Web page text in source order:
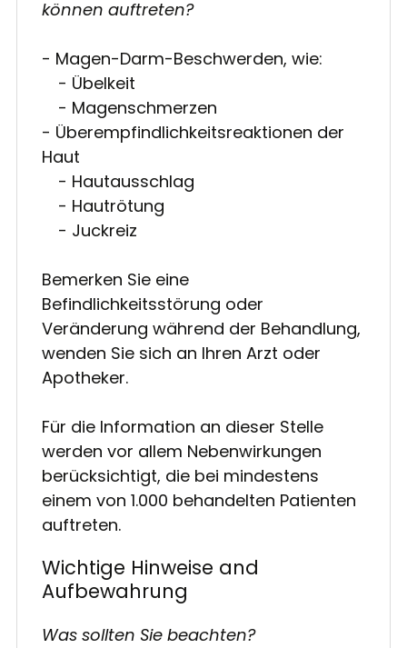
können auftreten?
- Magen-Darm-Beschwerden, wie:
- Übelkeit
- Magenschmerzen
- Überempfindlichkeitsreaktionen der
Haut
- Hautausschlag
- Hautrötung
- Juckreiz
Bemerken Sie eine
Befindlichkeitsstörung oder
Veränderung während der Behandlung,
wenden Sie sich an Ihren Arzt oder
Apotheker.
Für die Information an dieser Stelle
werden vor allem Nebenwirkungen
berücksichtigt, die bei mindestens
einem von 1.000 behandelten Patienten
auftreten.
Wichtige Hinweise and
Aufbewahrung
Was sollten Sie beachten?